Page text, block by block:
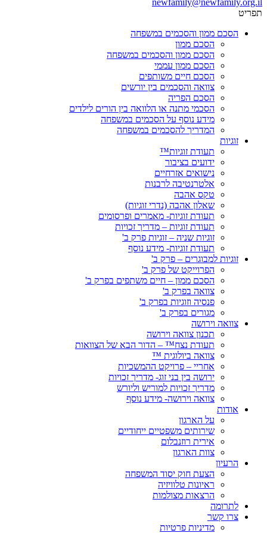
תפריט
הסכם ממון והסכמים במשפחה
הסכם ממון
הסכם ממון והסכמים במשפחה
הסכם ממון עממי
הסכם חיים משותפים
צוואה והסכמים בין יורשים
הסכם הפריה
הסכמי מתנה או הלוואה בין הורים לילדים
מידע נוסף על הסכמים במשפחה
המדריך להסכמים במשפחה
זוגיות
תעודת זוגיות™
ידועים בציבור
נישואים אזרחיים
אלטרנטיבה לרבנות
טקס אהבה
שאלון אהבה (נדרי זוגיות)
תעודת זוגיות- מאמרים ופרסומים
תעודת זוגיות – מדריך זכויות
זוגיות שניה – זוגיות פרק ב'
תעודת זוגיות- מידע נוסף
זוגיות למבוגרים – פרק ב'
הפרוייקט של פרק ב'
הסכם ממון – חיים משתפים בפרק ב'
צוואה בפרק ב'
פנסיה וזוגיות בפרק ב'
מגורים בפרק ב'
צוואה וירושה
תכנון צוואה וירושה
תעודת נצח™ – הדור הבא של הצוואות
צוואה ביולוגית ™
אחריי – פרויקט ההמשכיות
ירושה בין בני זוג- מדריך זכויות
מדריך זכויות למוריש וליורש
צוואה וירושה- מידע נוסף
אודות
על הארגון
שירותים משפטיים ייחודיים
אירית רוזנבלום
צוות הארגון
הרעיון
הצעת חוק יסוד המשפחה
ראיונות טלוויזיה
הרצאות מצולמות
לתרומה
צרו קשר
מדיניות פרטיות